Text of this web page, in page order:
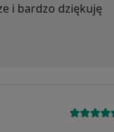
i bardzo dziękuję